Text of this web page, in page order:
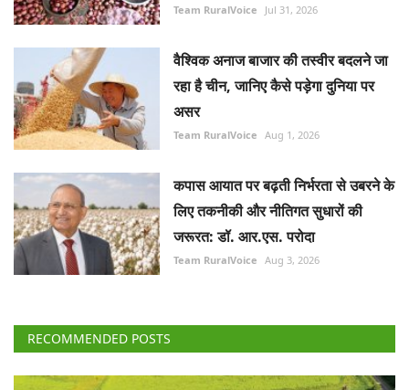
Team RuralVoice Jul 31, 2026
वैश्विक अनाज बाजार की तस्वीर बदलने जा
रहा है चीन, जानिए कैसे पड़ेगा दुनिया पर
असर
Team RuralVoice Aug 1, 2026
कपास आयात पर बढ़ती निर्भरता से उबरने के
लिए तकनीकी और नीतिगत सुधारों की
जरूरत: डॉ. आर.एस. परोदा
Team RuralVoice Aug 3, 2026
RECOMMENDED POSTS